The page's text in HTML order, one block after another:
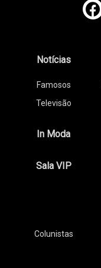
Notícias
Famosos
Televisão
In Moda
Sala VIP
Colunistas